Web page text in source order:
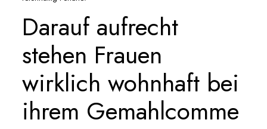
Darauf aufrecht
stehen Frauen
wirklich wohnhaft bei
ihrem Gemahlcomme